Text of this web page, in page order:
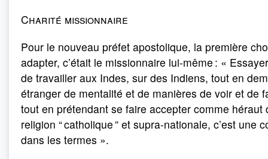
Charité missionnaire
Pour le nouveau préfet apostolique, la première
adapter, c’était le missionnaire lui-même : «
de travailler aux Indes, sur des Indiens, tout en
étranger de mentalité et de manières de voir et de
tout en prétendant se faire accepter comme héraut
religion “ catholique ” et supra-nationale, c’est une
dans les termes ».